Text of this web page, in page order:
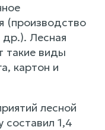
(производство
др.). Лесная
такие виды
картон и
лесной
составил 1,4